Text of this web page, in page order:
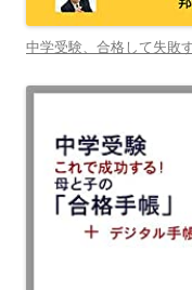
中学受験、合格して失敗